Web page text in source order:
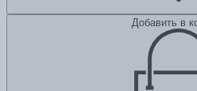
Добавить в